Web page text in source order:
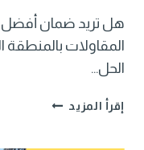
هل تريد ضمان
المقاولات بالمنطقة
الحل…
إقرأ المزيد أكبر